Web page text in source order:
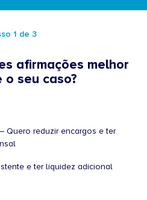
1 de 3
afirmações melhor
o seu caso?
e ter liquidez adicional